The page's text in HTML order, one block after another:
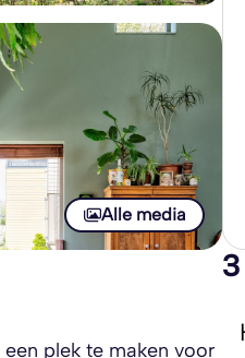
Alle media
plek te maken voor